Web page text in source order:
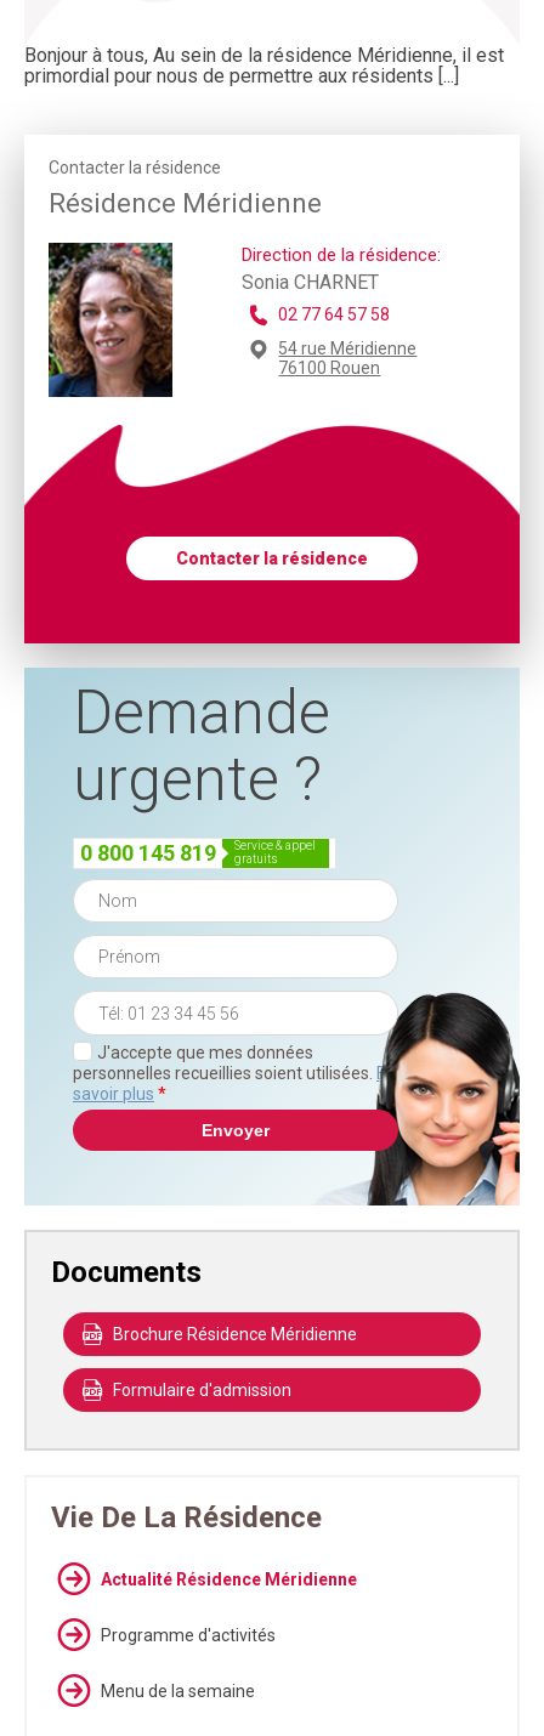
Bonjour à tous, Au sein de la résidence Méridienne, il est
primordial pour nous de permettre aux résidents [...]
Contacter la résidence
Résidence Méridienne
Direction de la résidence:
Sonia CHARNET
02 77 64 57 58
54 rue Méridienne
76100 Rouen
Contacter la résidence
Demande
urgente ?
0 800 145 819
service & appel
gratuits
J'accepte que mes données
personnelles recueillies soient utilisées. En
savoir plus *
Documents
Brochure Résidence Méridienne
Formulaire d'admission
Vie De La Résidence
Actualité Résidence Méridienne
Programme d'activités
Menu de la semaine